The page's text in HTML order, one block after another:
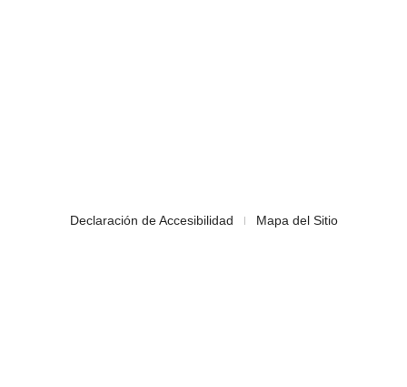
Declaración de Accesibilidad Mapa del Sitio